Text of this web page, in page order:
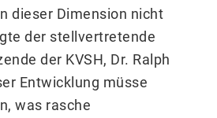
dieser Dimension nicht
der stellvertretende
der KVSH, Dr. Ralph
Entwicklung müsse
was rasche